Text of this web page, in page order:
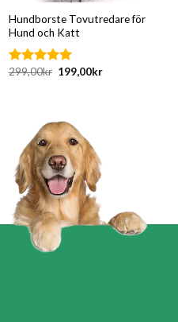
Hundborste Tovutredare för
Hund och Katt
Betygsatt
299,00kr Det
ursprungliga
199,00krDet